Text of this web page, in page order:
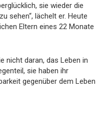
sie wieder die
sehen“, lächelt er. Heute
Eltern eines 22 Monate
nicht daran, das Leben in
sie haben ihr
gegenüber dem Leben